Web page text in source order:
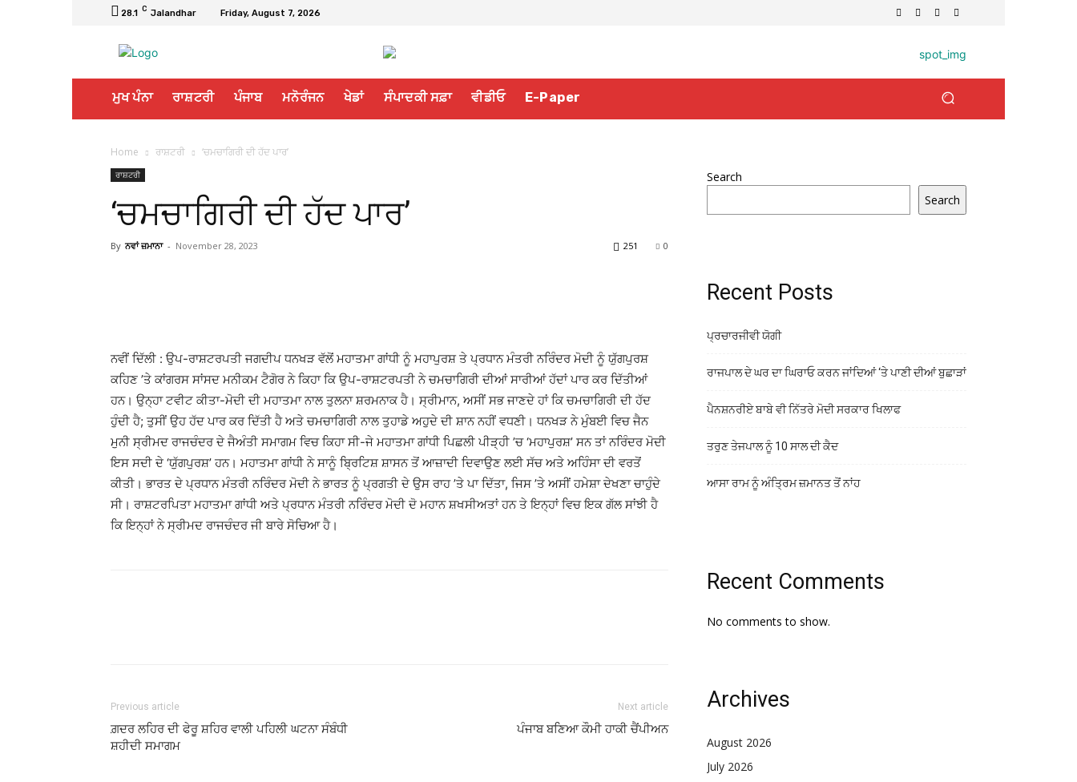
28.1 C Jalandhar Friday, August 7, 2026
ਮੁਖ ਪੰਨਾ ਰਾਸ਼ਟਰੀ ਪੰਜਾਬ ਮਨੋਰੰਜਨ ਖੇਡਾਂ ਸੰਪਾਦਕੀ ਸਫ਼ਾ ਵੀਡੀਓ E-Paper
Home ਰਾਸ਼ਟਰੀ ‘ਚਮਚਾਗਿਰੀ ਦੀ ਹੱਦ ਪਾਰ’
ਰਾਸ਼ਟਰੀ
‘ਚਮਚਾਗਿਰੀ ਦੀ ਹੱਦ ਪਾਰ’
By ਨਵਾਂ ਜ਼ਮਾਨਾ - November 28, 2023 0
251
ਨਵੀਂ ਦਿੱਲੀ : ਉਪ-ਰਾਸ਼ਟਰਪਤੀ ਜਗਦੀਪ ਧਨਖੜ ਵੱਲੋਂ ਮਹਾਤਮਾ ਗਾਂਧੀ ਨੂੰ ਮਹਾਪੁਰਸ਼ ਤੇ ਪ੍ਰਧਾਨ ਮੰਤਰੀ ਨਰਿੰਦਰ ਮੋਦੀ ਨੂੰ ਯੁੱਗਪੁਰਸ਼
ਕਹਿਣ ’ਤੇ ਕਾਂਗਰਸ ਸਾਂਸਦ ਮਨੀਕਮ ਟੈਗੋਰ ਨੇ ਕਿਹਾ ਕਿ ਉਪ-ਰਾਸ਼ਟਰਪਤੀ ਨੇ ਚਮਚਾਗਿਰੀ ਦੀਆਂ ਸਾਰੀਆਂ ਹੱਦਾਂ ਪਾਰ ਕਰ ਦਿੱਤੀਆਂ
ਹਨ। ਉਨ੍ਹਾ ਟਵੀਟ ਕੀਤਾ-ਮੋਦੀ ਦੀ ਮਹਾਤਮਾ ਨਾਲ ਤੁਲਨਾ ਸ਼ਰਮਨਾਕ ਹੈ। ਸ੍ਰੀਮਾਨ, ਅਸੀਂ ਸਭ ਜਾਣਦੇ ਹਾਂ ਕਿ ਚਮਚਾਗਿਰੀ ਦੀ ਹੱਦ
ਹੁੰਦੀ ਹੈ; ਤੁਸੀਂ ਉਹ ਹੱਦ ਪਾਰ ਕਰ ਦਿੱਤੀ ਹੈ ਅਤੇ ਚਮਚਾਗਿਰੀ ਨਾਲ ਤੁਹਾਡੇ ਅਹੁਦੇ ਦੀ ਸ਼ਾਨ ਨਹੀਂ ਵਧਣੀ। ਧਨਖੜ ਨੇ ਮੁੰਬਈ ਵਿਚ ਜੈਨ
ਮੁਨੀ ਸ੍ਰੀਮਦ ਰਾਜਚੰਦਰ ਦੇ ਜੈਅੰਤੀ ਸਮਾਗਮ ਵਿਚ ਕਿਹਾ ਸੀ-ਜੇ ਮਹਾਤਮਾ ਗਾਂਧੀ ਪਿਛਲੀ ਪੀੜ੍ਹੀ ’ਚ ‘ਮਹਾਪੁਰਸ਼’ ਸਨ ਤਾਂ ਨਰਿੰਦਰ ਮੋਦੀ
ਇਸ ਸਦੀ ਦੇ ‘ਯੁੱਗਪੁਰਸ਼’ ਹਨ। ਮਹਾਤਮਾ ਗਾਂਧੀ ਨੇ ਸਾਨੂੰ ਬਿ੍ਰਟਿਸ਼ ਸ਼ਾਸਨ ਤੋਂ ਆਜ਼ਾਦੀ ਦਿਵਾਉਣ ਲਈ ਸੱਚ ਅਤੇ ਅਹਿੰਸਾ ਦੀ ਵਰਤੋਂ
ਕੀਤੀ। ਭਾਰਤ ਦੇ ਪ੍ਰਧਾਨ ਮੰਤਰੀ ਨਰਿੰਦਰ ਮੋਦੀ ਨੇ ਭਾਰਤ ਨੂੰ ਪ੍ਰਗਤੀ ਦੇ ਉਸ ਰਾਹ ’ਤੇ ਪਾ ਦਿੱਤਾ, ਜਿਸ ’ਤੇ ਅਸੀਂ ਹਮੇਸ਼ਾ ਦੇਖਣਾ ਚਾਹੁੰਦੇ
ਸੀ। ਰਾਸ਼ਟਰਪਿਤਾ ਮਹਾਤਮਾ ਗਾਂਧੀ ਅਤੇ ਪ੍ਰਧਾਨ ਮੰਤਰੀ ਨਰਿੰਦਰ ਮੋਦੀ ਦੋ ਮਹਾਨ ਸ਼ਖਸੀਅਤਾਂ ਹਨ ਤੇ ਇਨ੍ਹਾਂ ਵਿਚ ਇਕ ਗੱਲ ਸਾਂਝੀ ਹੈ
ਕਿ ਇਨ੍ਹਾਂ ਨੇ ਸ੍ਰੀਮਦ ਰਾਜਚੰਦਰ ਜੀ ਬਾਰੇ ਸੋਚਿਆ ਹੈ।
Previous article
ਗ਼ਦਰ ਲਹਿਰ ਦੀ ਫੇਰੂ ਸ਼ਹਿਰ ਵਾਲੀ ਪਹਿਲੀ ਘਟਨਾ ਸੰਬੰਧੀ
ਸ਼ਹੀਦੀ ਸਮਾਗਮ
Next article
ਪੰਜਾਬ ਬਣਿਆ ਕੌਮੀ ਹਾਕੀ ਚੈਂਪੀਅਨ
Search
Search
Recent Posts
ਪ੍ਰਚਾਰਜੀਵੀ ਯੋਗੀ
ਰਾਜਪਾਲ ਦੇ ਘਰ ਦਾ ਘਿਰਾਓ ਕਰਨ ਜਾਂਦਿਆਂ ‘ਤੇ ਪਾਣੀ ਦੀਆਂ ਬੁਛਾੜਾਂ
ਪੈਨਸ਼ਨਰੀਏ ਬਾਬੇ ਵੀ ਨਿੱਤਰੇ ਮੋਦੀ ਸਰਕਾਰ ਖਿਲਾਫ
ਤਰੁਣ ਤੇਜਪਾਲ ਨੂੰ 10 ਸਾਲ ਦੀ ਕੈਦ
ਆਸਾ ਰਾਮ ਨੂੰ ਅੰਤ੍ਰਿਮ ਜ਼ਮਾਨਤ ਤੋਂ ਨਾਂਹ
Recent Comments
No comments to show.
Archives
August 2026
July 2026